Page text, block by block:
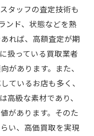
タッフの査定技術も
ンド、状態などを熟
れば、高額査定が期
扱っている買取業者
があります。また、
ているお店も多く、
高級な素材であり、
があります。そのた
い、高価買取を実現